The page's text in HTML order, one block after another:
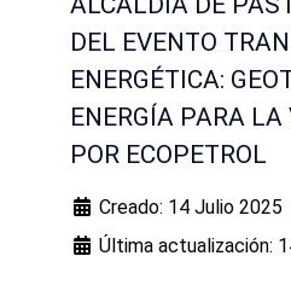
DEL EVENTO
ENERGÉTICA:
ENERGÍA PARA
POR ECOPETROL
Creado: 14 Julio 2025
Última actualización: